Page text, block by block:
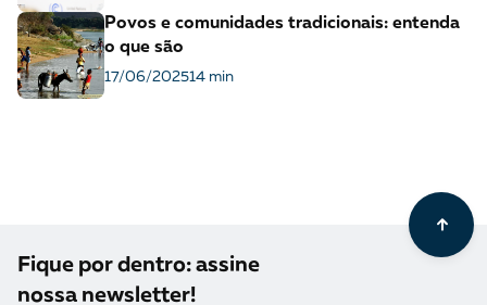
Povos e comunidades tradicionais: entenda
o que são
17/06/202514 min
Fique por dentro: assine
nossa newsletter!